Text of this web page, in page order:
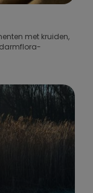
met kruiden,